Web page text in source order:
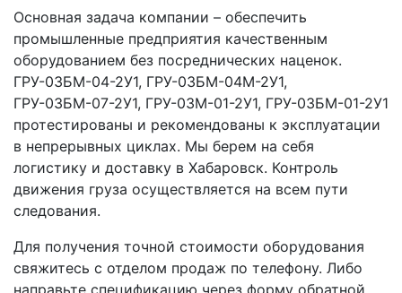
Основная задача компании – обеспечить
промышленные предприятия качественным
оборудованием без посреднических наценок.
ГРУ-03БМ-04-2У1, ГРУ-03БМ-04М-2У1,
ГРУ-03БМ-07-2У1, ГРУ-03М-01-2У1, ГРУ-03БМ-01-2У1
протестированы и рекомендованы к эксплуатации
в непрерывных циклах. Мы берем на себя
логистику и доставку в Хабаровск. Контроль
движения груза осуществляется на всем пути
следования.
Для получения точной стоимости оборудования
свяжитесь с отделом продаж по телефону. Либо
направьте спецификацию через форму обратной